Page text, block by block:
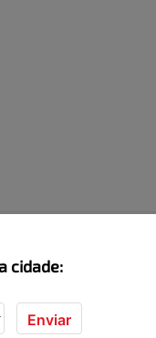
cidade:
Enviar
a crocância
o chocolate suave,